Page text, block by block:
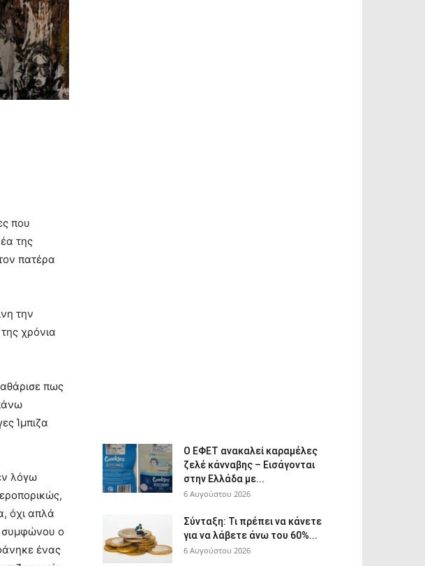
που
της
πατέρα
την
χρόνια
πως
Ίμπιζα
λόγω
όχι απλά
συμφώνου ο
ένας
Ο ΕΦΕΤ ανακαλεί καραμέλες
ζελέ κάνναβης – Εισάγονται
στην Ελλάδα με...
6 Αυγούστου 2026
Σύνταξη: Τι πρέπει να κάνετε
για να λάβετε άνω του 60%...
6 Αυγούστου 2026